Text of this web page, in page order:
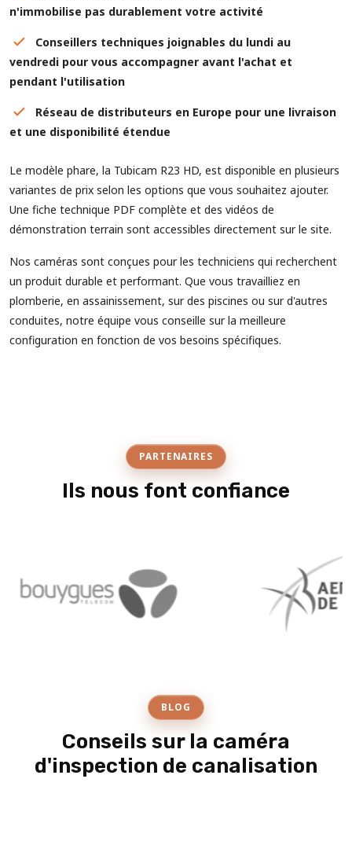
n'immobilise pas durablement votre activité
Conseillers techniques joignables du lundi au
vendredi pour vous accompagner avant l'achat et
pendant l'utilisation
Réseau de distributeurs en Europe pour une livraison
et une disponibilité étendue
Le modèle phare, la Tubicam R23 HD, est disponible en plusieurs
variantes de prix selon les options que vous souhaitez ajouter.
Une fiche technique PDF complète et des vidéos de
démonstration terrain sont accessibles directement sur le site.
Nos caméras sont conçues pour les techniciens qui recherchent
un produit durable et performant. Que vous travailliez en
plomberie, en assainissement, sur des piscines ou sur d'autres
conduites, notre équipe vous conseille sur la meilleure
configuration en fonction de vos besoins spécifiques.
PARTENAIRES
Ils nous font confiance
BLOG
Conseils sur la caméra
d'inspection de canalisation